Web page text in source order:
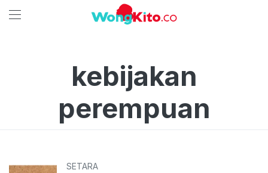
kebijakan
perempuan
SETARA